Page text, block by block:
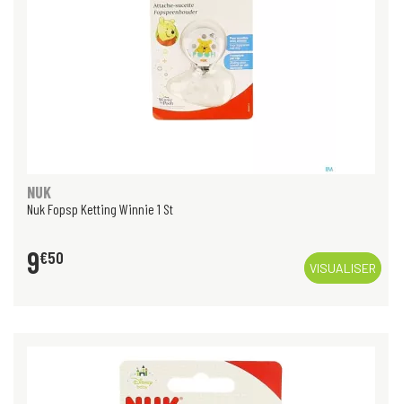
NUK
Nuk Fopsp Ketting Winnie 1 St
9€50
VISUALISER